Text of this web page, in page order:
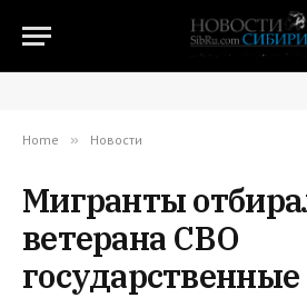
Home » Новости
Мигранты
ветерана СВО